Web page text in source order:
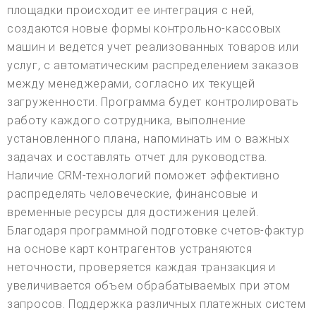
площадки происходит ее интеграция с ней,
создаются новые формы контрольно-кассовых
машин и ведется учет реализованных товаров или
услуг, с автоматическим распределением заказов
между менеджерами, согласно их текущей
загруженности. Программа будет контролировать
работу каждого сотрудника, выполнение
установленного плана, напоминать им о важных
задачах и составлять отчет для руководства.
Наличие CRM-технологий поможет эффективно
распределять человеческие, финансовые и
временные ресурсы для достижения целей.
Благодаря программной подготовке счетов-фактур
на основе карт контрагентов устраняются
неточности, проверяется каждая транзакция и
увеличивается объем обрабатываемых при этом
запросов. Поддержка различных платежных систем